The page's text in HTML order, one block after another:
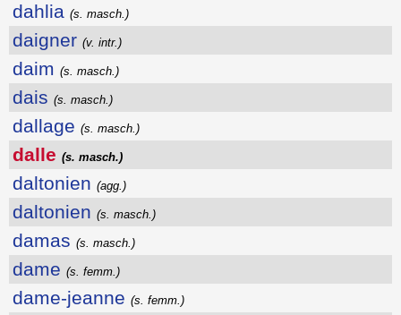
dahlia (s. masch.)
daigner (v. intr.)
daim (s. masch.)
dais (s. masch.)
dallage (s. masch.)
dalle (s. masch.)
daltonien (agg.)
daltonien (s. masch.)
damas (s. masch.)
dame (s. femm.)
dame-jeanne (s. femm.)